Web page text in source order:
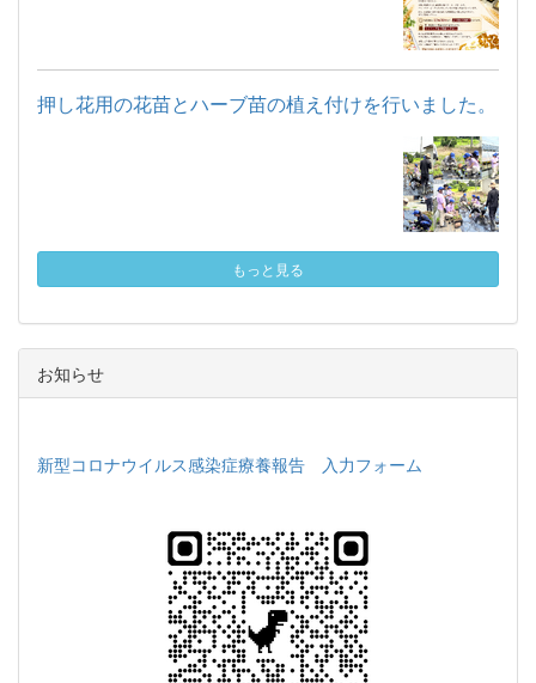
押し花用の花苗とハーブ苗の植え付けを行いました。
もっと見る
お知らせ
新型コロナウイルス感染症療養報告 入力フォーム